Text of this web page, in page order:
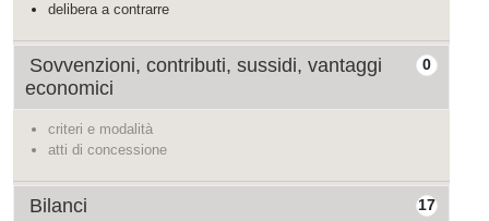
delibera a contrarre
0
Sovvenzioni, contributi, sussidi, vantaggi
economici
criteri e modalità
atti di concessione
17
Bilanci